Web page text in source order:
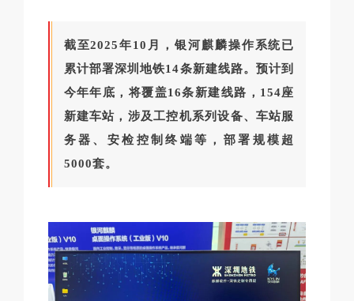
截至2025年10月，银河麒麟操作系统已
累计部署深圳地铁14条新建线路。预计到
今年年底，将覆盖16条新建线路，154座
新建车站，涉及工控机系列设备、车站服
务器、安检控制终端等，部署规模超
5000套。